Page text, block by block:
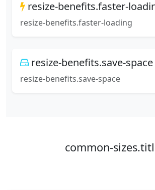
resize-benefits.faster-
resize-benefits.faster-loading
resize-benefits.save-space
resize-benefits.save-space
common-